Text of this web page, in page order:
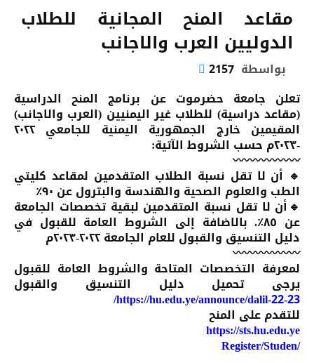
مقاعد المنح المجانية للطلاب
الدوليين العرب والاجانب
بواسطة 2157
تعلن جامعة حضرموت عن برنامج المنح الدراسية
(مقاعد دراسية) للطلاب غير اليمنيين (العرب والاجانب)
المقيمين خارج الجمهورية اليمنية للجامعي ٢٠٢٢
-٢٠٢٣م حسب الشروط الآتية:
〰️〰️〰️〰️〰️〰️
🔹 أن لا تقل نسبة الطلاب المتقدمين لمقاعد كليتي
الطب والعلوم الصحية والهندسة والبترول عن ٩٠٪
🔹أن لا تقل نسبة المتقدمين لبقية تخصصات الجامعة
عن ٨٥٪. بالاضافة إلى الشروط العامة للقبول في
دليل التنسيق والقبول للعام الجامعة ٢٠٢٢-٢٠٢٣م
〰️〰️〰️〰️〰️〰️
لمعرفة التخصصات المتاحة والشروط العامة للقبول
يرجى تحميل دليل التنسيق والقبول
https://hu.edu.ye/announce/dalil-22-23/
للتقدم على المنح
https://sts.hu.edu.ye
/Register/Studen